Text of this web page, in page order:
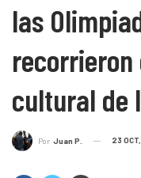
las
cultural de
Por Juan P. 23